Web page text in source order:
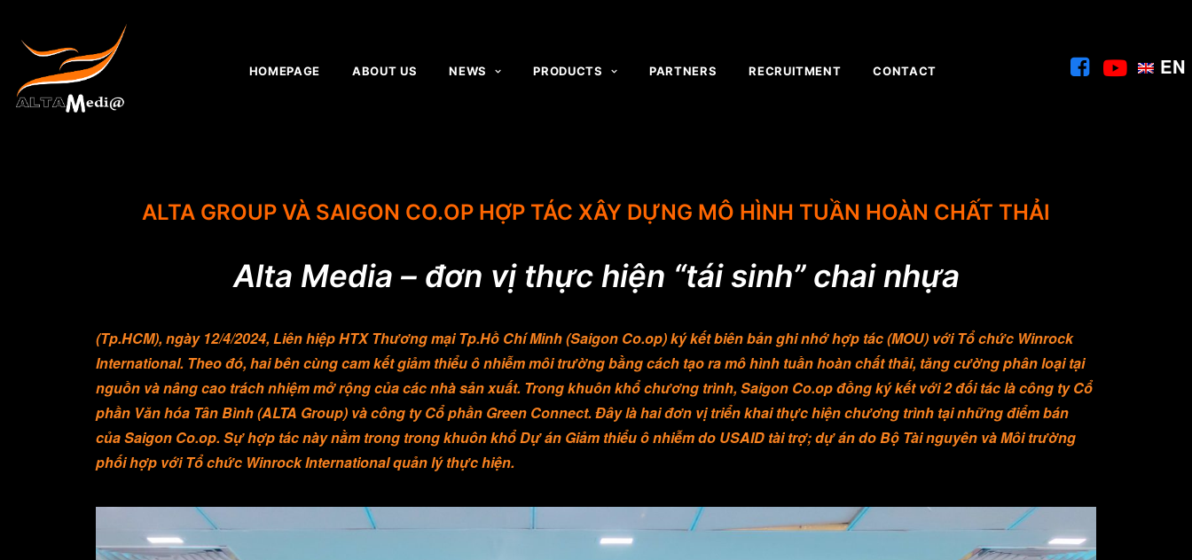
HOMEPAGE ABOUT US NEWS PRODUCTS PARTNERS RECRUITMENT CONTACT EN
ALTA GROUP VÀ SAIGON CO.OP HỢP TÁC XÂY DỰNG MÔ HÌNH TUẦN HOÀN CHẤT THẢI
Alta Media – đơn vị thực hiện “tái sinh” chai nhựa
(Tp.HCM), ngày 12/4/2024,Liên hiệp HTX Thương mại Tp.Hồ Chí Minh (Saigon Co.op) ký kết biên bản ghi nhớ hợp tác (MOU) vớiTổ chức Winrock
International. Theo đó, hai bên cùng cam kết giảm thiểu ô nhiễm môi trường bằng cách tạo ra mô hình tuần hoàn chất thải, tăng cường phân loại tại
nguồn và nâng cao trách nhiệm mở rộng của các nhà sản xuất. Trong khuôn khổ chương trình, Saigon Co.op đồng ký kết với 2 đối tác là công ty Cổ
phần Văn hóa Tân Bình (ALTA Group) và công ty Cổ phần Green Connect. Đây là hai đơn vị triển khai thực hiện chương trình tại những điểm bán
của Saigon Co.op.Sự hợp tác nàynằm trong trong khuôn khổ Dự án Giảm thiểu ô nhiễm do USAID tài trợ; dự án do Bộ Tài nguyên và Môi trường
phối hợp vớiTổ chức Winrock Internationalquản lý thực hiện.